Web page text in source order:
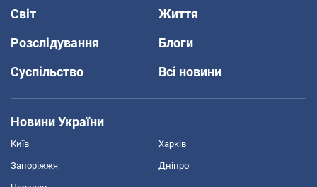
Світ
Життя
Розслідування
Блоги
Суспільство
Всі новини
Новини України
Київ Харків
Запоріжжя Дніпро